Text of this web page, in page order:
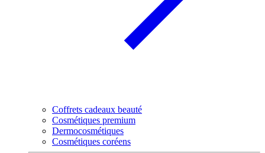
Coffrets cadeaux beauté
Cosmétiques premium
Dermocosmétiques
Cosmétiques coréens